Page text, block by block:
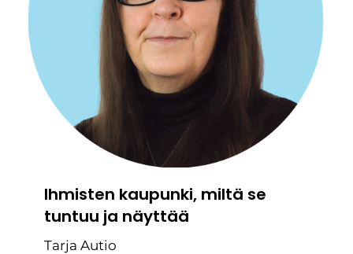
Ihmisten kaupunki, miltä se
tuntuu ja näyttää
Tarja Autio